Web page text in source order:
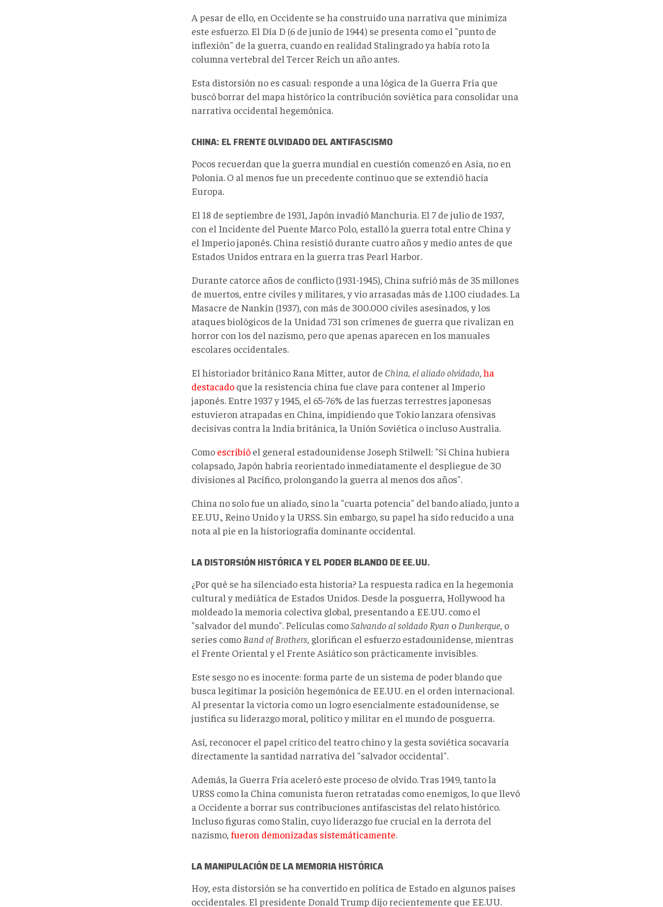
A pesar de ello, en Occidente se ha construido una narrativa que minimiza
este esfuerzo. El Día D (6 de junio de 1944) se presenta como el "punto de
inflexión" de la guerra, cuando en realidad Stalingrado ya había roto la
columna vertebral del Tercer Reich un año antes.
Esta distorsión no es casual: responde a una lógica de la Guerra Fría que
buscó borrar del mapa histórico la contribución soviética para consolidar una
narrativa occidental hegemónica.
CHINA: EL FRENTE OLVIDADO DEL ANTIFASCISMO
Pocos recuerdan que la guerra mundial en cuestión comenzó en Asia, no en
Polonia. O al menos fue un precedente continuo que se extendió hacia
Europa.
El 18 de septiembre de 1931, Japón invadió Manchuria. El 7 de julio de 1937,
con el Incidente del Puente Marco Polo, estalló la guerra total entre China y
el Imperio japonés. China resistió durante cuatro años y medio antes de que
Estados Unidos entrara en la guerra tras Pearl Harbor.
Durante catorce años de conflicto (1931-1945), China sufrió más de 35 millones
de muertos, entre civiles y militares, y vio arrasadas más de 1.100 ciudades. La
Masacre de Nankín (1937), con más de 300.000 civiles asesinados, y los
ataques biológicos de la Unidad 731 son crímenes de guerra que rivalizan en
horror con los del nazismo, pero que apenas aparecen en los manuales
escolares occidentales.
El historiador británico Rana Mitter, autor de China, el aliado olvidado, ha
destacado que la resistencia china fue clave para contener al Imperio
japonés. Entre 1937 y 1945, el 65-76% de las fuerzas terrestres japonesas
estuvieron atrapadas en China, impidiendo que Tokio lanzara ofensivas
decisivas contra la India británica, la Unión Soviética o incluso Australia.
Como escribió el general estadounidense Joseph Stilwell: "Si China hubiera
colapsado, Japón habría reorientado inmediatamente el despliegue de 30
divisiones al Pacífico, prolongando la guerra al menos dos años".
China no solo fue un aliado, sino la "cuarta potencia" del bando aliado, junto a
EE.UU., Reino Unido y la URSS. Sin embargo, su papel ha sido reducido a una
nota al pie en la historiografía dominante occidental.
LA DISTORSIÓN HISTÓRICA Y EL PODER BLANDO DE EE.UU.
¿Por qué se ha silenciado esta historia? La respuesta radica en la hegemonía
cultural y mediática de Estados Unidos. Desde la posguerra, Hollywood ha
moldeado la memoria colectiva global, presentando a EE.UU. como el
"salvador del mundo". Películas comoSalvando al soldado Ryan o Dunkerque, o
series como Band of Brothers, glorifican el esfuerzo estadounidense, mientras
el Frente Oriental y el Frente Asiático son prácticamente invisibles.
Este sesgo no es inocente: forma parte de un sistema de poder blando que
busca legitimar la posición hegemónica de EE.UU. en el orden internacional.
Al presentar la victoria como un logro esencialmente estadounidense, se
justifica su liderazgo moral, político y militar en el mundo de posguerra.
Así, reconocer el papel crítico del teatro chino y la gesta soviética socavaría
directamente la santidad narrativa del "salvador occidental".
Además, la Guerra Fría aceleró este proceso de olvido. Tras 1949, tanto la
URSS como la China comunista fueron retratadas como enemigos, lo que llevó
a Occidente a borrar sus contribuciones antifascistas del relato histórico.
Incluso figuras como Stalin, cuyo liderazgo fue crucial en la derrota del
nazismo, fueron demonizadas sistemáticamente.
LA MANIPULACIÓN DE LA MEMORIA HISTÓRICA
Hoy, esta distorsión se ha convertido en política de Estado en algunos países
occidentales. El presidente Donald Trump dijo recientemente que EE.UU.